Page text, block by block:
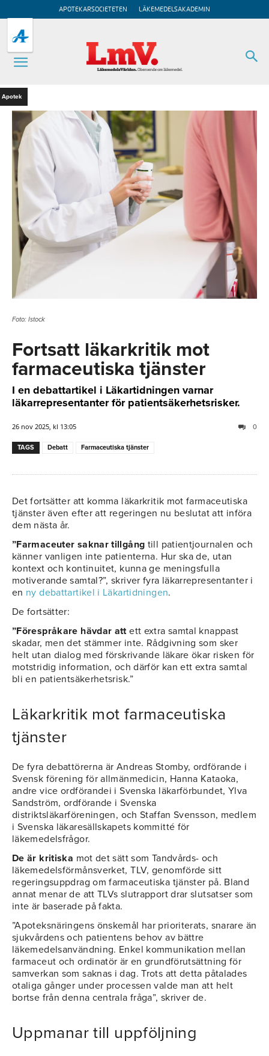
APOTEKARSOCIETETEN LÄKEMEDELSAKADEMIN
Apotek
Foto: Istock
Fortsatt läkarkritik mot
farmaceutiska tjänster
I en debattartikel i Läkartidningen varnar
läkarrepresentanter för patientsäkerhetsrisker.
26 nov 2025, kl 13:05 0
TAGS Debatt Farmaceutiska tjänster
Det fortsätter att komma läkarkritik mot farmaceutiska
tjänster även efter att regeringen nu beslutat att införa
dem nästa år.
”Farmaceuter saknar tillgång till patientjournalen och
känner vanligen inte patienterna. Hur ska de, utan
kontext och kontinuitet, kunna ge meningsfulla
motiverande samtal?”, skriver fyra läkarrepresentanter i
en ny debattartikel i Läkartidningen.
De fortsätter:
”Förespråkare hävdar attett extra samtal knappast
skadar, men det stämmer inte. Rådgivning som sker
helt utan dialog med förskrivande läkare ökar risken för
motstridig information, och därför kan ett extra samtal
bli en patientsäkerhetsrisk.”
Läkarkritik mot farmaceutiska
tjänster
De fyra debattörerna är Andreas Stomby, ordförande i
Svensk förening för allmänmedicin, Hanna Kataoka,
andre vice ordförandei i Svenska läkarförbundet, Ylva
Sandström, ordförande i Svenska
distriktsläkarföreningen, och Staffan Svensson, medlem
i Svenska läkaresällskapets kommitté för
läkemedelsfrågor.
De är kritiska mot det sätt som Tandvårds- och
läkemedelsförmånsverket, TLV, genomförde sitt
regeringsuppdrag om farmaceutiska tjänster på. Bland
annat menar de att TLVs slutrapport drar slutsatser som
inte är baserade på fakta.
”Apoteksnäringens önskemål har prioriterats, snarare än
sjukvårdens och patientens behov av bättre
läkemedelsanvändning. Enkel kommunikation mellan
farmaceut och ordinatör är en grundförutsättning för
samverkan som saknas i dag. Trots att detta påtalades
otaliga gånger under processen valde man att helt
bortse från denna centrala fråga”, skriver de.
Uppmanar till uppföljning